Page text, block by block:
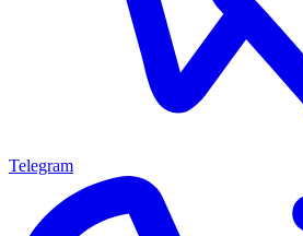
Telegram